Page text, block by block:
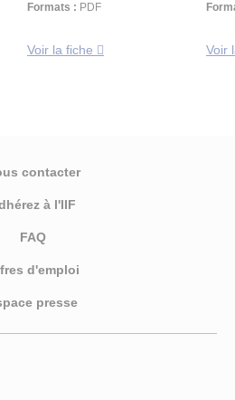
Formats : PDF
Voir la fiche Voir
contacter
à l'IIF
FAQ
d'emploi
presse